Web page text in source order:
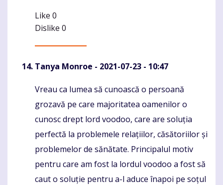
Like 0
Dislike 0
Tanya Monroe - 2021-07-23 - 10:47
Komentaras
Vreau ca lumea să cunoască o persoană
grozavă pe care majoritatea oamenilor o
cunosc drept lord voodoo, care are soluția
perfectă la problemele relațiilor, căsătoriilor și
problemelor de sănătate. Principalul motiv
pentru care am fost la lordul voodoo a fost să
caut o soluție pentru a-l aduce înapoi pe soțul